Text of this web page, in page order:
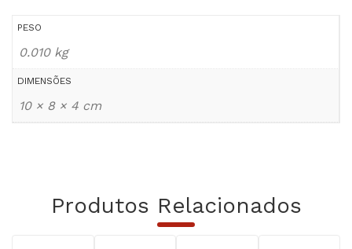
PESO
0.010 kg
DIMENSÕES
10 × 8 × 4 cm
Produtos Relacionados